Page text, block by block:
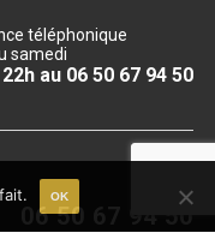
téléphonique
samedi
au 06 50 67 94 50
06 50 67 94 50
OK